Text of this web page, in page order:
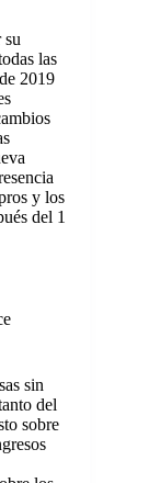
su
las
2019
y los
del 1
sin
del
sobre